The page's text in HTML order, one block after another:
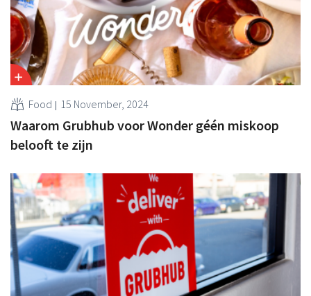
Food 15 November, 2024
Waarom Grubhub voor Wonder géén miskoop
belooft te zijn